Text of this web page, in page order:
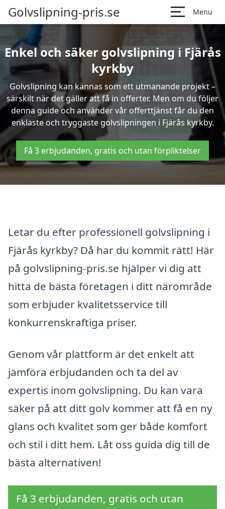
Golvslipning-pris.se Menu
Enkel och säker golvslipning i Fjärås
kyrkby
Golvslipning kan kännas som ett utmanande projekt –
särskilt när det gäller att få in offerter. Men om du följer
denna guide och använder vår offerttjänst får du den
enklaste och tryggaste golvslipningen i Fjärås kyrkby.
Få 3 erbjudanden, gratis och utan förpliktelser
Letar du efter professionell golvslipning i
Fjärås kyrkby? Då har du kommit rätt! Här
på golvslipning-pris.se hjälper vi dig att
hitta de bästa företagen i ditt närområde
som erbjuder kvalitetsservice till
konkurrenskraftiga priser.
Genom vår plattform är det enkelt att
jämföra erbjudanden och ta del av
expertis inom golvslipning. Du kan vara
säker på att ditt golv kommer att få en ny
glans och kvalitet som ger både komfort
och stil i ditt hem. Låt oss guida dig till de
bästa alternativen!
Få 3 erbjudanden, gratis och utan